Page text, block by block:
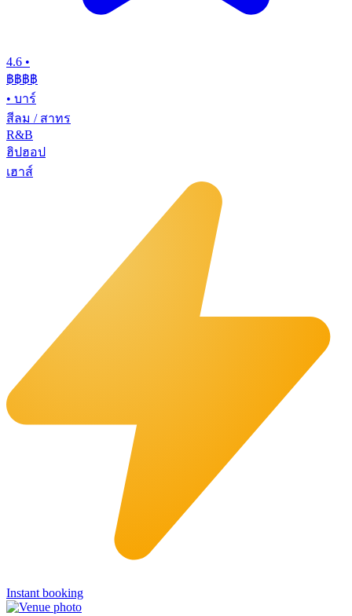
4.6 •
฿฿฿฿
• บาร์
สีลม / สาทร
R&B
ฮิปฮอป
เฮาส์
Instant booking